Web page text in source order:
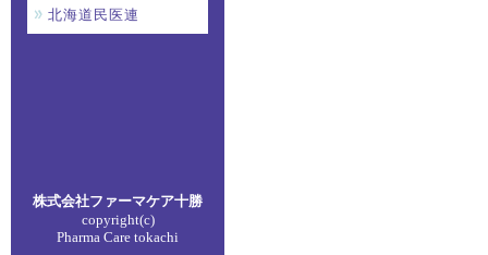
北海道民医連
株式会社ファーマケア十勝
copyright(c)
Pharma Care tokachi